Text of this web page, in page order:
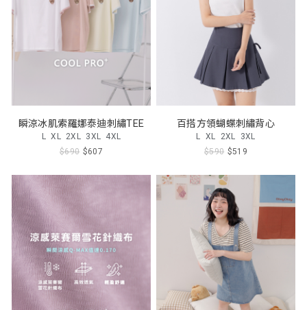
瞬涼冰肌索羅娜泰迪刺繡TEE
L XL 2XL 3XL 4XL
$690 $607
百搭方領蝴蝶刺繡背心
L XL 2XL 3XL
$590 $519